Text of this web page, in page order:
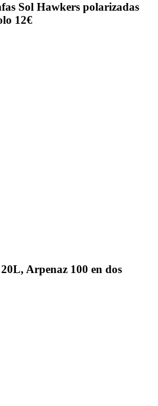
Sol Hawkers polarizadas
12€
Arpenaz 100 en dos